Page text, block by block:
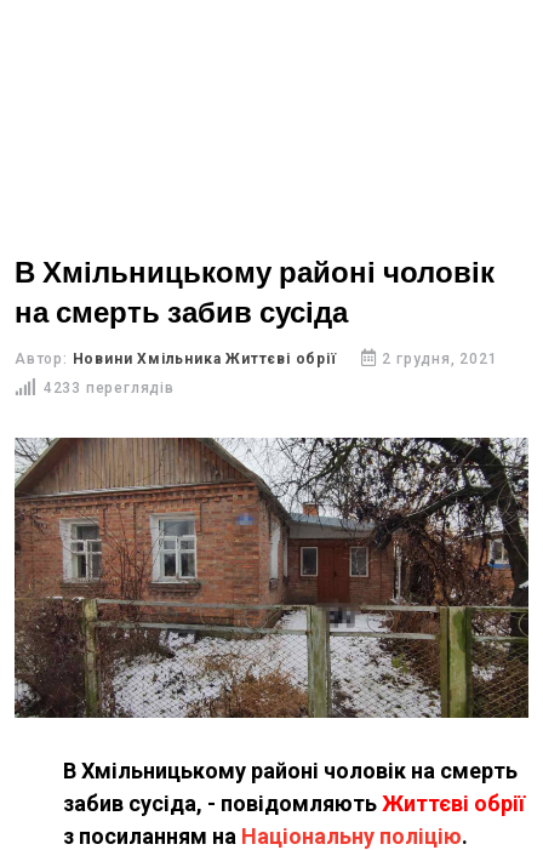
В Хмільницькому районі чоловік
на смерть забив сусіда
Автор: Новини Хмільника Життєві обрії
2 грудня, 2021
4233 переглядів
В Хмільницькому районі чоловік на смерть
забив сусіда, - повідомляютьЖиттєві обрії
з посиланням на Національну поліцію.